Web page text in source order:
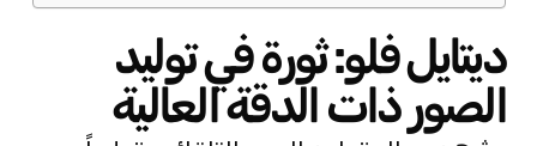
ديتايل فلو: ثورة في توليد
الصور ذات الدقة العالية